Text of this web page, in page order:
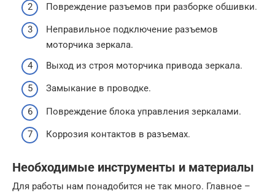
Повреждение разъемов при разборке обшивки.
Неправильное подключение разъемов
моторчика зеркала.
Выход из строя моторчика привода зеркала.
Замыкание в проводке.
Повреждение блока управления зеркалами.
Коррозия контактов в разъемах.
Необходимые инструменты и материалы
Для работы нам понадобится не так много. Главное –